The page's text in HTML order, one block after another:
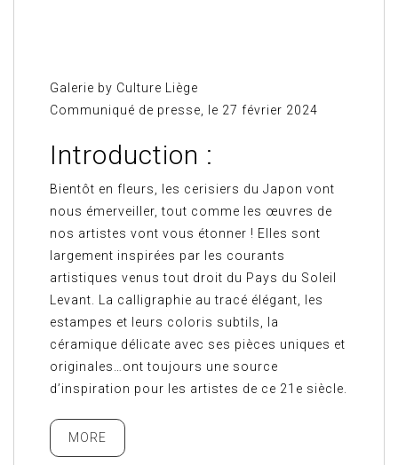
Galerie by Culture Liège
Communiqué de presse, le 27 février 2024
Introduction :
Bientôt en fleurs, les cerisiers du Japon vont
nous émerveiller, tout comme les œuvres de
nos artistes vont vous étonner ! Elles sont
largement inspirées par les courants
artistiques venus tout droit du Pays du Soleil
Levant. La calligraphie au tracé élégant, les
estampes et leurs coloris subtils, la
céramique délicate avec ses pièces uniques et
originales…ont toujours une source
d’inspiration pour les artistes de ce 21e siècle.
MORE